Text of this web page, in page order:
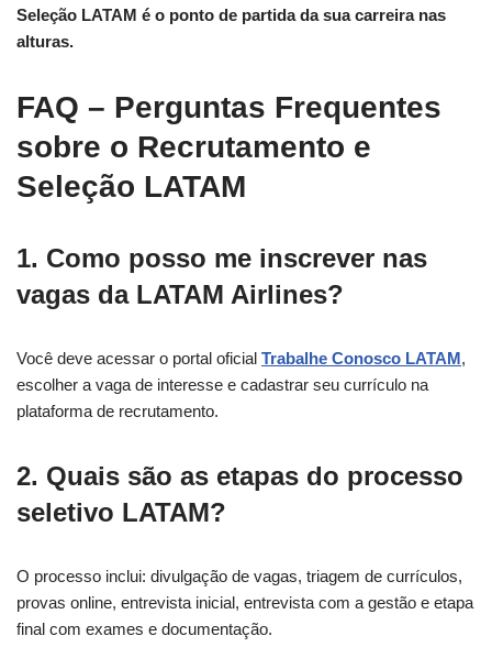
Seleção LATAM é o ponto de partida da sua carreira nas
alturas.
FAQ – Perguntas Frequentes
sobre o Recrutamento e
Seleção LATAM
1. Como posso me inscrever nas
vagas da LATAM Airlines?
Você deve acessar o portal oficial Trabalhe Conosco LATAM,
escolher a vaga de interesse e cadastrar seu currículo na
plataforma de recrutamento.
2. Quais são as etapas do processo
seletivo LATAM?
O processo inclui: divulgação de vagas, triagem de currículos,
provas online, entrevista inicial, entrevista com a gestão e etapa
final com exames e documentação.